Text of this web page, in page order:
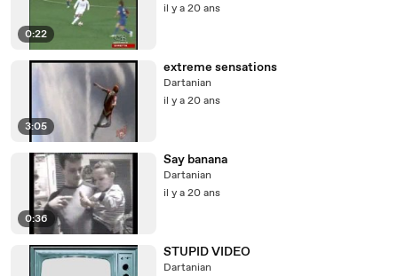
0:22
il y a 20 ans
3:05
extreme sensations
Dartanian
il y a 20 ans
0:36
Say banana
Dartanian
il y a 20 ans
STUPID VIDEO
Dartanian